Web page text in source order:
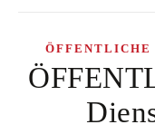
ÖFFENTLICHE